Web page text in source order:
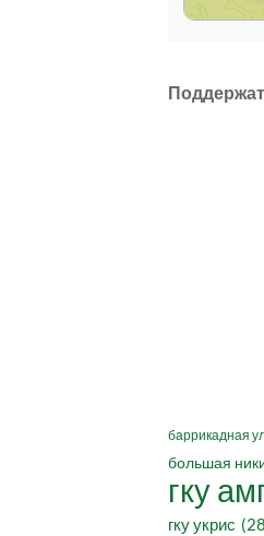
баррикадная
большая
гку
гку укрис